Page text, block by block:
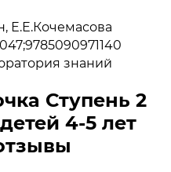
Е.Е.Кочемасова
знаний
Ступень 2
4-5 лет